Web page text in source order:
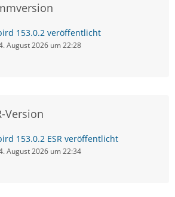
153.0.2 veröffentlicht
August 2026 um 22:28
Version
153.0.2 ESR veröffentlicht
August 2026 um 22:34